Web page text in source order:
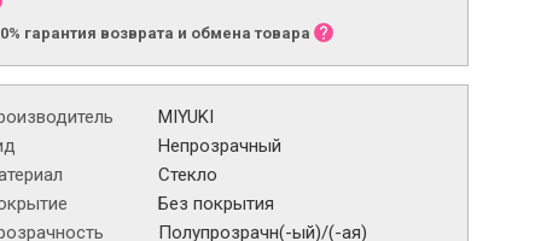
гарантия возврата и обмена товара
MIYUKI
Непрозрачный
Стекло
Без покрытия
Полупрозрачн(-ый)/(-ая)